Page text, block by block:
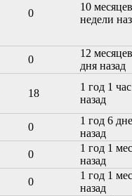
0
10
недели
0
12
дня назад
18
1 год 1 час
назад
0
1 год 6
назад
0
1 год 1
назад
0
1 год 1
назад